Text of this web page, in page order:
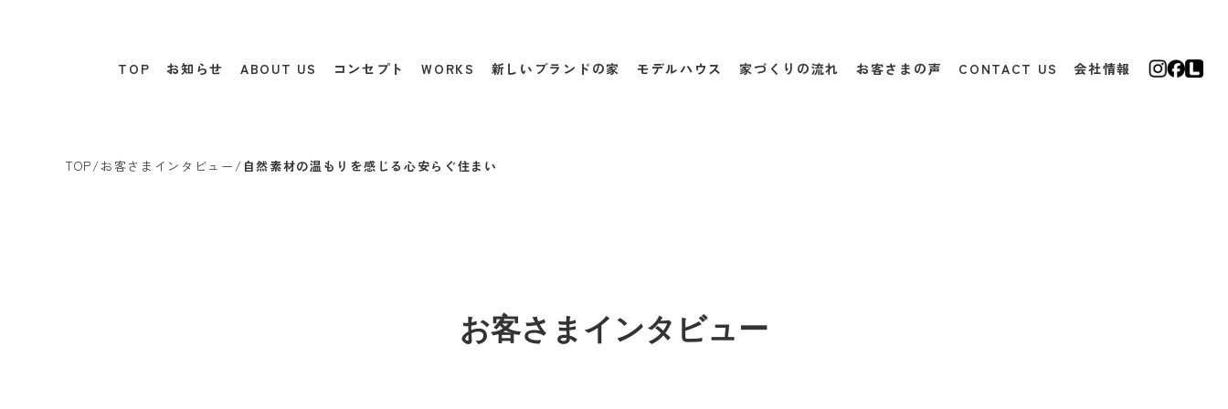
TOP お知らせ ABOUT US コンセプト WORKS 新しいブランドの家 モデルハウス 家づくりの流れ お客さまの声 CONTACT US 会社情報
TOP/お客さまインタビュー / 自然素材の温もりを感じる心安らぐ住まい
お客さまインタビュー